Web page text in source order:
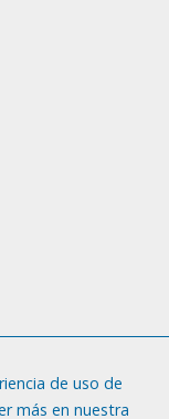
de uso de
más en nuestra